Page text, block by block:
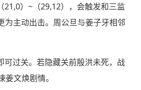
21,0）~（29,12），会触发和三监
为主动出击。周公旦与姜子牙相邻
可过关。若隐藏关前殷洪未死，战
文焕剧情。